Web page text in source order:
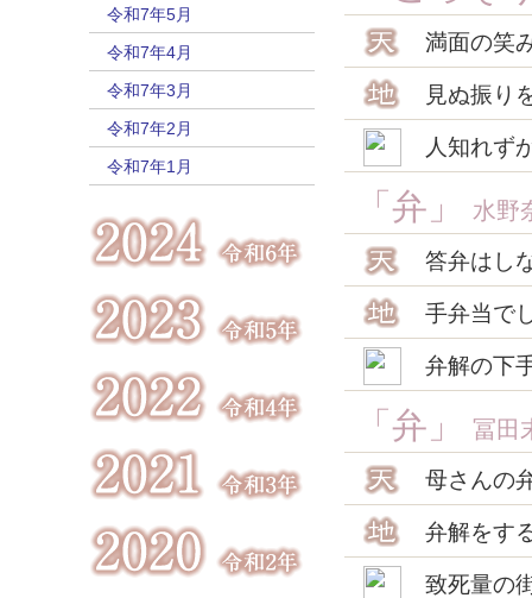
令和7年5月
令和7年4月
令和7年3月
令和7年2月
令和7年1月
満面の笑
見ぬ振り
人知れず
「弁」 水野
答弁はし
手弁当で
弁解の下
「弁」 冨田
母さんの
弁解をす
致死量の